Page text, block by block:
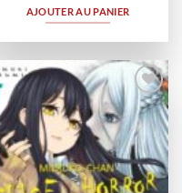
AJOUTER AU PANIER
Ajouter
à la
wishlist